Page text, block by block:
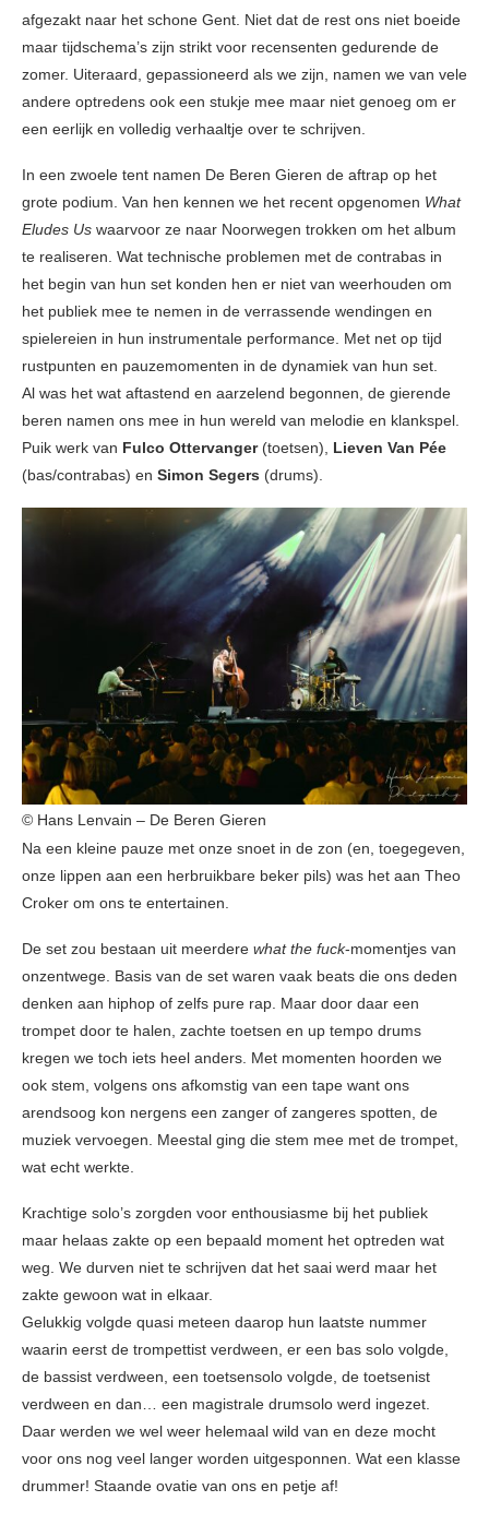
afgezakt naar het schone Gent. Niet dat de rest ons niet boeide
maar tijdschema’s zijn strikt voor recensenten gedurende de
zomer. Uiteraard, gepassioneerd als we zijn, namen we van vele
andere optredens ook een stukje mee maar niet genoeg om er
een eerlijk en volledig verhaaltje over te schrijven.
In een zwoele tent namen De Beren Gieren de aftrap op het
grote podium. Van hen kennen we het recent opgenomen What
Eludes Us waarvoor ze naar Noorwegen trokken om het album
te realiseren. Wat technische problemen met de contrabas in
het begin van hun set konden hen er niet van weerhouden om
het publiek mee te nemen in de verrassende wendingen en
spielereien in hun instrumentale performance. Met net op tijd
rustpunten en pauzemomenten in de dynamiek van hun set.
Al was het wat aftastend en aarzelend begonnen, de gierende
beren namen ons mee in hun wereld van melodie en klankspel.
Puik werk van Fulco Ottervanger (toetsen), Lieven Van Pée
(bas/contrabas) en Simon Segers (drums).
© Hans Lenvain – De Beren Gieren
Na een kleine pauze met onze snoet in de zon (en, toegegeven,
onze lippen aan een herbruikbare beker pils) was het aan Theo
Croker om ons te entertainen.
De set zou bestaan uit meerdere what the fuck-momentjes van
onzentwege. Basis van de set waren vaak beats die ons deden
denken aan hiphop of zelfs pure rap. Maar door daar een
trompet door te halen, zachte toetsen en up tempo drums
kregen we toch iets heel anders. Met momenten hoorden we
ook stem, volgens ons afkomstig van een tape want ons
arendsoog kon nergens een zanger of zangeres spotten, de
muziek vervoegen. Meestal ging die stem mee met de trompet,
wat echt werkte.
Krachtige solo’s zorgden voor enthousiasme bij het publiek
maar helaas zakte op een bepaald moment het optreden wat
weg. We durven niet te schrijven dat het saai werd maar het
zakte gewoon wat in elkaar.
Gelukkig volgde quasi meteen daarop hun laatste nummer
waarin eerst de trompettist verdween, er een bas solo volgde,
de bassist verdween, een toetsensolo volgde, de toetsenist
verdween en dan… een magistrale drumsolo werd ingezet.
Daar werden we wel weer helemaal wild van en deze mocht
voor ons nog veel langer worden uitgesponnen. Wat een klasse
drummer! Staande ovatie van ons en petje af!